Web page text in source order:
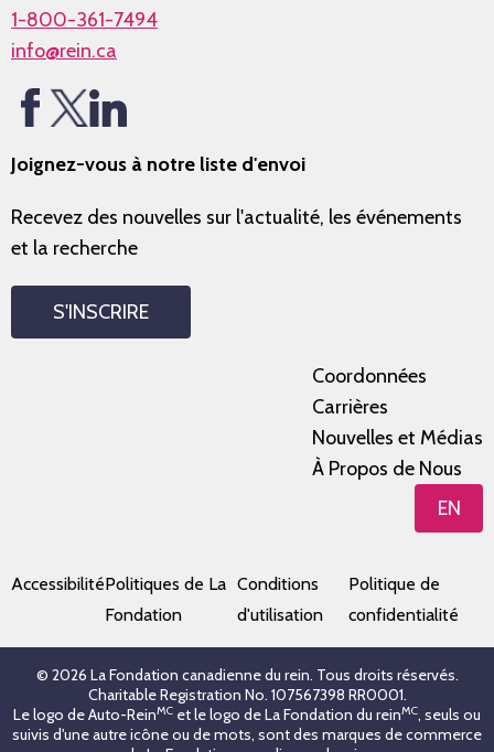
1-800-361-7494
info@rein.ca
Joignez-vous à notre liste d'envoi
Recevez des nouvelles sur l'actualité, les événements
et la recherche
S'INSCRIRE
Coordonnées
Carrières
Nouvelles et Médias
À Propos de Nous
EN
AccessibilitéPolitiques de La
Fondation
Conditions
d'utilisation
Politique de
confidentialité
© 2026 La Fondation canadienne du rein. Tous droits réservés.
Charitable Registration No. 107567398 RR0001.
Le logo de Auto-ReinMC et le logo de La Fondation du reinMC, seuls ou
suivis d'une autre icône ou de mots, sont des marques de commerce